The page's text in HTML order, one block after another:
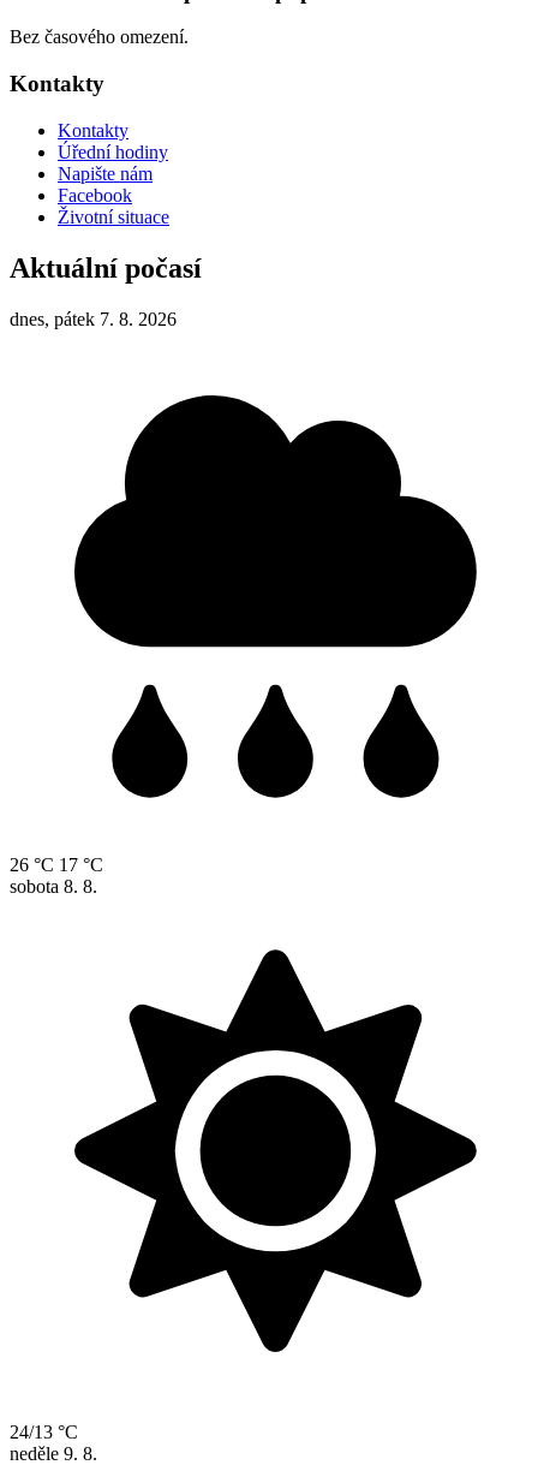
Bez časového omezení.
Kontakty
Kontakty
Úřední hodiny
Napište nám
Facebook
Životní situace
Aktuální počasí
dnes, pátek 7. 8. 2026
26 °C 17 °C
sobota 8. 8.
24/13 °C
neděle 9. 8.